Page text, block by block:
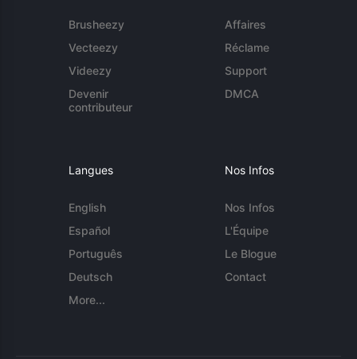
Brusheezy
Vecteezy
Videezy
Devenir
contributeur
Affaires
Réclame
Support
DMCA
Langues
English
Español
Português
Deutsch
More...
Nos Infos
Nos Infos
L'Équipe
Le Blogue
Contact